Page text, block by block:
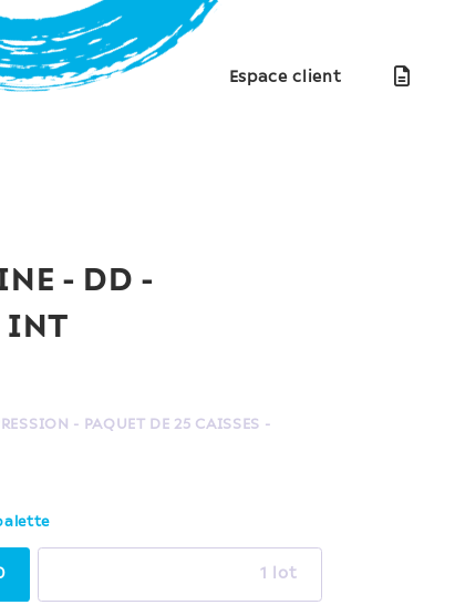
Espace client
- DD -
INT
- PAQUET DE 25 CAISSES -
1 lot